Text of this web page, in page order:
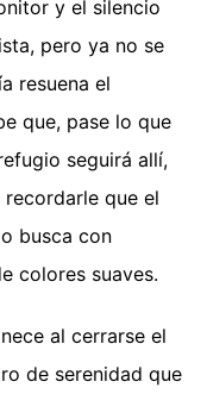
y el silencio
pero ya no se
resuena el
que, pase lo que
seguirá allí,
que el
busca con
colores suaves.
al cerrarse el
de serenidad que